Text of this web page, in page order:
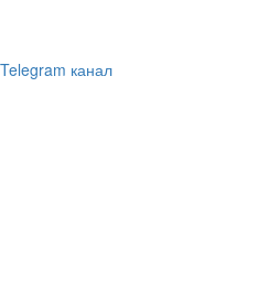
Telegram канал